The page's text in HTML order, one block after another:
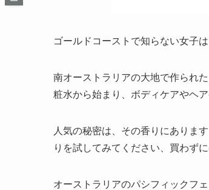
ゴールドコーストで知らない女子
南オーストラリアの大地で作られ
粧水から始まり、ボディケアやヘ
人気の秘密は、その香りにありま
りを試してみてください、買わず
オーストラリアのパシフィックフ